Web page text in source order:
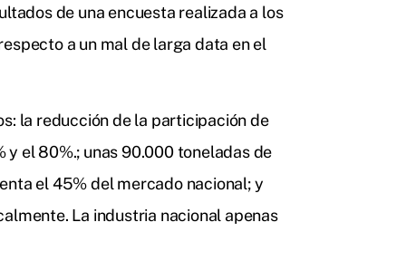
de una encuesta realizada a los
a un mal de larga data en el
la reducción de la participación de
el 80%.; unas 90.000 toneladas de
el 45% del mercado nacional; y
La industria nacional apenas